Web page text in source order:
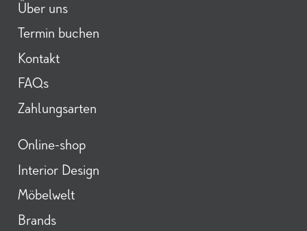
Über uns
Termin buchen
Kontakt
FAQs
Zahlungsarten
Online-shop
Interior Design
Möbelwelt
Brands
direkt aufs Handy
persönliche Einblicke in unsere Welt des